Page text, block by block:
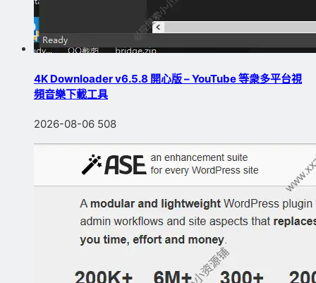
4K Downloader v6.5.8 開心版 – YouTube 等衆多平台視
頻音樂下載工具
2026-08-06 508